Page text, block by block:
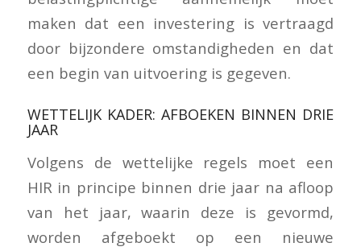
maken dat een investering is vertraagd
door bijzondere omstandigheden en dat
een begin van uitvoering is gegeven.
WETTELIJK KADER: AFBOEKEN BINNEN DRIE
JAAR
Volgens de wettelijke regels moet een
HIR in principe binnen drie jaar na afloop
van het jaar, waarin deze is gevormd,
worden afgeboekt op een nieuwe